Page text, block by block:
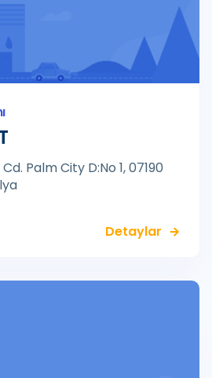
Palm City D:No 1, 07190
Detaylar